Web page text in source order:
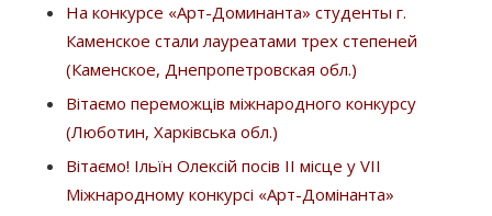
На конкурсе «Арт-Доминанта» студенты г.
Каменское стали лауреатами трех степеней
(Каменское, Днепропетровская обл.)
Вітаємо переможців міжнародного конкурсу
(Люботин, Харківська обл.)
Вітаємо! Ільїн Олексій посів ІІ місце у VII
Міжнародному конкурсі «Арт-Домінанта»